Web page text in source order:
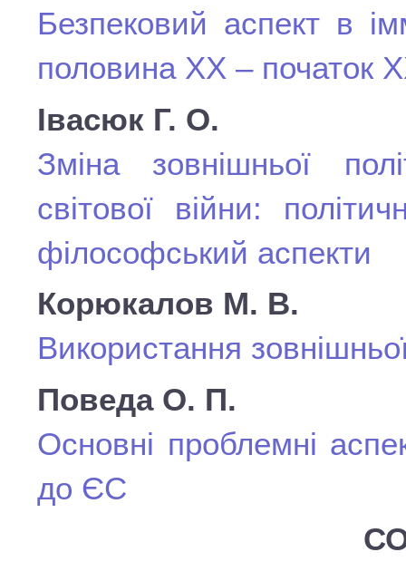
Безпековий аспект в
половина ХХ – початок
Івасюк Г. О.
Зміна зовнішньої
світової війни:
філософський аспекти
Корюкалов М. В.
Використання
Поведа О. П.
Основні проблемні
до ЄС